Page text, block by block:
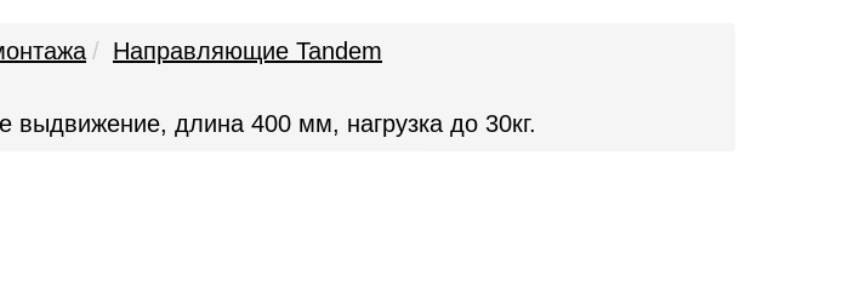
Направляющие Tandem
длина 400 мм, нагрузка до 30кг.